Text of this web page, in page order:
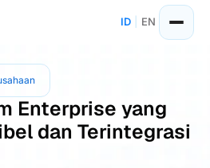
ID EN
Enterprise yang
dan Terintegrasi